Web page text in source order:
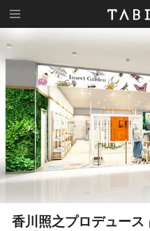
香川照之プロデュース